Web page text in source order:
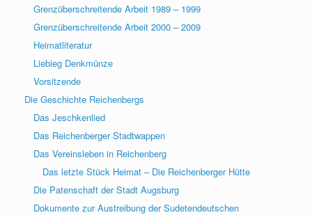
Grenzüberschreitende Arbeit 1989 – 1999
Grenzüberschreitende Arbeit 2000 – 2009
Heimatliteratur
Liebieg Denkmünze
Vorsitzende
Die Geschichte Reichenbergs
Das Jeschkenlied
Das Reichenberger Stadtwappen
Das Vereinsleben in Reichenberg
Das letzte Stück Heimat – Die Reichenberger Hütte
Die Patenschaft der Stadt Augsburg
Dokumente zur Austreibung der Sudetendeutschen